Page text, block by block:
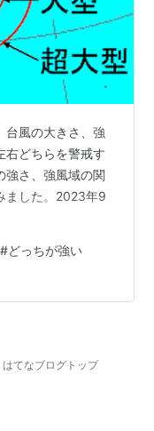
台風の大きさ、強
右どちらを警戒す
強さ、強風域の関
ました。2023年9
#どっちが強い
はてなブログトップ